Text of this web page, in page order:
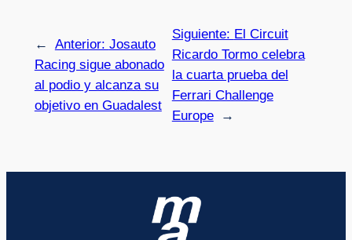
← Anterior: Josauto
Racing sigue abonado
al podio y alcanza su
objetivo en Guadalest
Siguiente: El Circuit
Ricardo Tormo celebra
la cuarta prueba del
Ferrari Challenge
Europe
→